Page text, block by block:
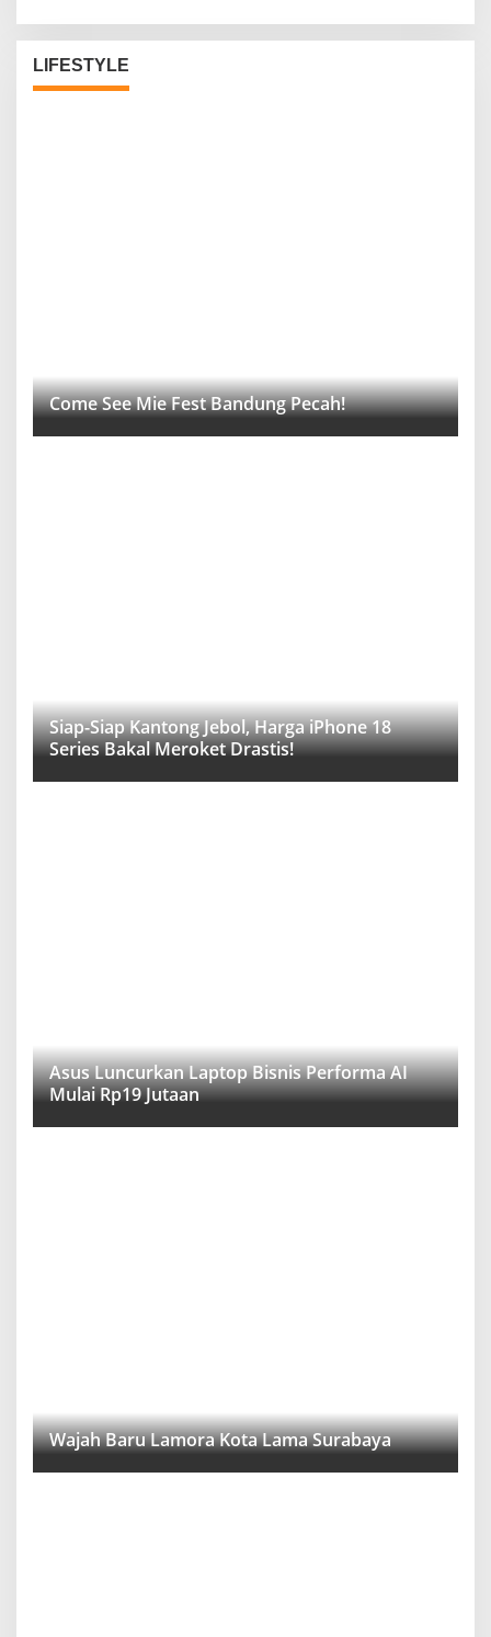
LIFESTYLE
Come See Mie Fest Bandung Pecah!
Siap-Siap Kantong Jebol, Harga iPhone 18
Series Bakal Meroket Drastis!
Asus Luncurkan Laptop Bisnis Performa AI
Mulai Rp19 Jutaan
Wajah Baru Lamora Kota Lama Surabaya